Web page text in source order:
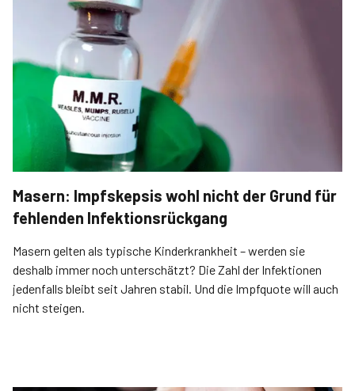
Masern: Impfskepsis wohl nicht der Grund für
fehlenden Infektionsrückgang
Masern gelten als typische Kinderkrankheit – werden sie
deshalb immer noch unterschätzt? Die Zahl der Infektionen
jedenfalls bleibt seit Jahren stabil. Und die Impfquote will auch
nicht steigen.